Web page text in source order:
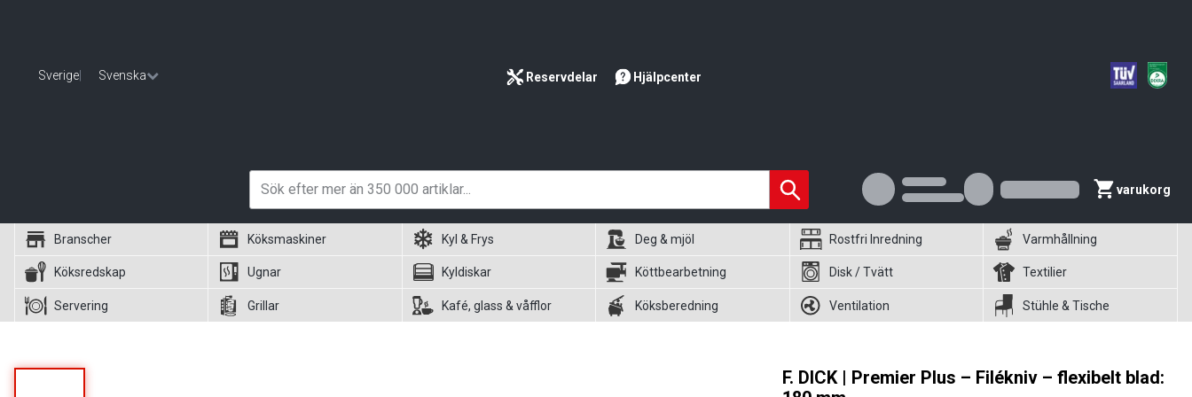
Sverige Svenska Reservdelar Hjälpcenter
varukorg
Branscher Köksmaskiner Kyl & Frys Deg & mjöl Rostfri Inredning Varmhållning
Köksredskap Ugnar Kyldiskar Köttbearbetning Disk / Tvätt Textilier
Servering Grillar Kafé, glass & våfflor Köksberedning Ventilation Stühle & Tische
F. DICK | Premier Plus – Filékniv – flexibelt blad: